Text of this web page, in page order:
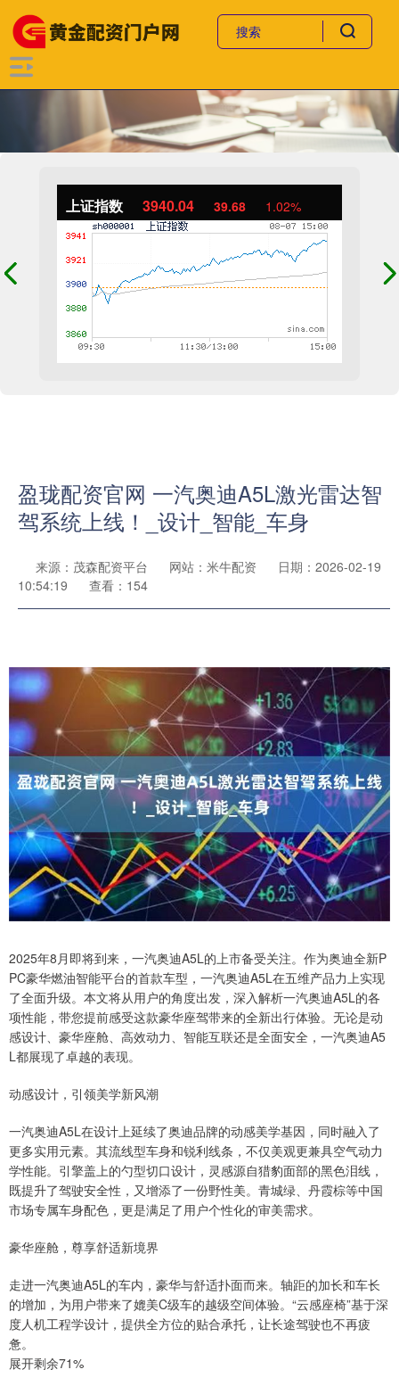
上证指数 3940.04 39.68 1.02%
盈珑配资官网 一汽奥迪A5L激光雷达智
驾系统上线！_设计_智能_车身
来源：茂森配资平台 网站：米牛配资
日期：2026-02-19
10:54:19
查看：154
2025年8月即将到来，一汽奥迪A5L的上市备受关注。作为奥迪全新P
PC豪华燃油智能平台的首款车型，一汽奥迪A5L在五维产品力上实现
了全面升级。本文将从用户的角度出发，深入解析一汽奥迪A5L的各
项性能，带您提前感受这款豪华座驾带来的全新出行体验。无论是动
感设计、豪华座舱、高效动力、智能互联还是全面安全，一汽奥迪A5
L都展现了卓越的表现。
动感设计，引领美学新风潮
一汽奥迪A5L在设计上延续了奥迪品牌的动感美学基因，同时融入了
更多实用元素。其流线型车身和锐利线条，不仅美观更兼具空气动力
学性能。引擎盖上的勺型切口设计，灵感源自猎豹面部的黑色泪线，
既提升了驾驶安全性，又增添了一份野性美。青城绿、丹霞棕等中国
市场专属车身配色，更是满足了用户个性化的审美需求。
豪华座舱，尊享舒适新境界
走进一汽奥迪A5L的车内，豪华与舒适扑面而来。轴距的加长和车长
的增加，为用户带来了媲美C级车的越级空间体验。“云感座椅”基于深
度人机工程学设计，提供全方位的贴合承托，让长途驾驶也不再疲
惫。
展开剩余71%